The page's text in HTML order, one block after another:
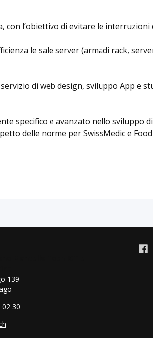
l’obiettivo di evitare le interruzioni
le sale server (armadi rack,
di web design, sviluppo App e
specifico e avanzato nello sviluppo
delle norme per SwissMedic e
139
02 30